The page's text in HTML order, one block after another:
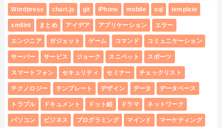
Wordpress chart.js git iPhone mobile sql template
xmllint まとめ アイデア アプリケーション エラー
エンジニア ガジェット ゲーム コマンド コミュニケーション
サーバー サービス ジョーク スニペット スポーツ
スマートフォン セキュリティ セミナー チェックリスト
テクノロジー テンプレート デザイン データ データベース
トラブル ドキュメント ドット絵 ドラマ ネットワーク
パソコン ビジネス プログラミング マインド マーケティング